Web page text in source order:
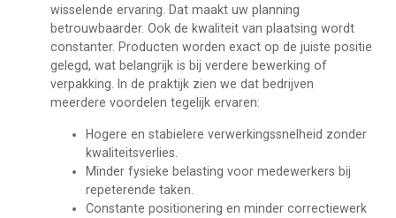
wisselende ervaring. Dat maakt uw planning
betrouwbaarder. Ook de kwaliteit van plaatsing wordt
constanter. Producten worden exact op de juiste positie
gelegd, wat belangrijk is bij verdere bewerking of
verpakking. In de praktijk zien we dat bedrijven
meerdere voordelen tegelijk ervaren:
Hogere en stabielere verwerkingssnelheid zonder
kwaliteitsverlies.
Minder fysieke belasting voor medewerkers bij
repeterende taken.
Constante positionering en minder correctiewerk